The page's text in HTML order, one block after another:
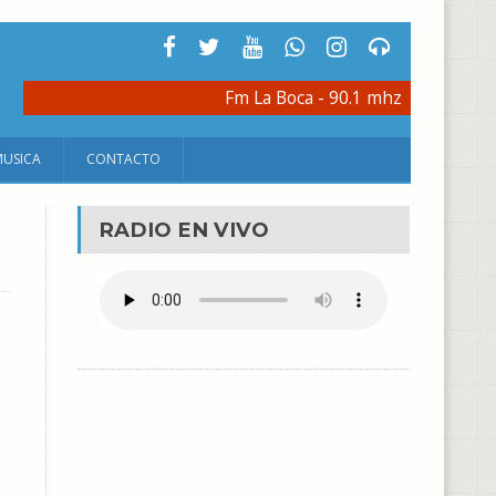
Fm La Boca - 90.1 mhz
CONTACTO
RADIO EN VIVO